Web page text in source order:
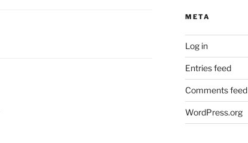
META
Log in
Entries feed
Comments feed
WordPress.org